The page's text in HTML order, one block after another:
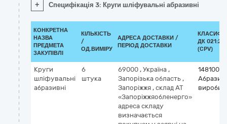
+ Специфікація 3: Круги шліфувальні абразивні
КОНКРЕТНА
НАЗВА
ПРЕДМЕТА
ЗАКУПІВЛІ
КІЛЬКІСТЬ
/
ОД.ВИМІРУ
АДРЕСА ДОСТАВКИ /
ПЕРІОД ДОСТАВКИ
ДК
(CPV)
Круги
шліфувальні
абразивні
6
штука
69000 , Україна ,
Запорізька область ,
Запоріжжя , склад АТ
«Запоріжжяобленерго»
адреса складу
визначається
вироби